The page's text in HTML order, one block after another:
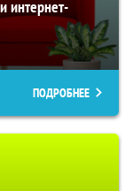
интернет-
ПОДРОБНЕЕ